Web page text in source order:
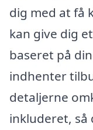
dig med at få
kan give dig
baseret på
indhenter
detaljerne
inkluderet, så